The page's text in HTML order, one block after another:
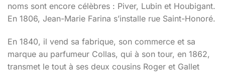
noms sont encore célèbres : Piver, Lubin et Houbigant.
En 1806, Jean-Marie Farina s’installe rue Saint-Honoré.
En 1840, il vend sa fabrique, son commerce et sa
marque au parfumeur Collas, qui à son tour, en 1862,
transmet le tout à ses deux cousins Roger et Gallet